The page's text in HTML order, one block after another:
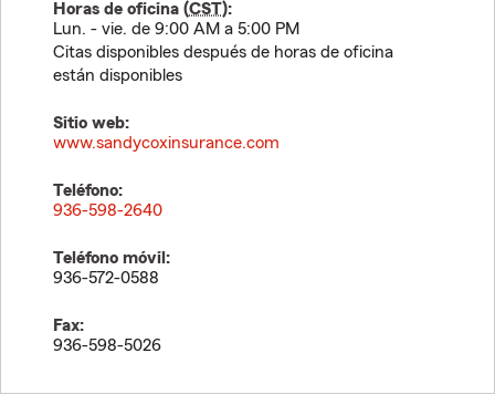
Horas de oficina (CST):
Lun. - vie. de 9:00 AM a 5:00 PM
Citas disponibles después de horas de oficina
están disponibles
Sitio web:
www.sandycoxinsurance.com
Teléfono:
936-598-2640
Teléfono móvil:
936-572-0588
Fax:
936-598-5026